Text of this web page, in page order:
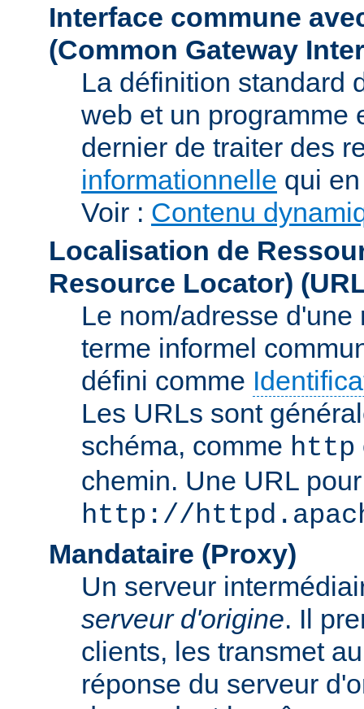
Interface commune
(Common Gateway
La définition standard
web et un programme
dernier de traiter des
informationnelle qui
Voir : Contenu
Localisation de
Resource Locator)
Le nom/adresse
terme informel
défini comme
Les URLs sont
schéma, comme http
chemin. Une URL
http://
Mandataire (Proxy)
Un serveur
serveur d'origine. Il
clients, les transmet
réponse du serveur